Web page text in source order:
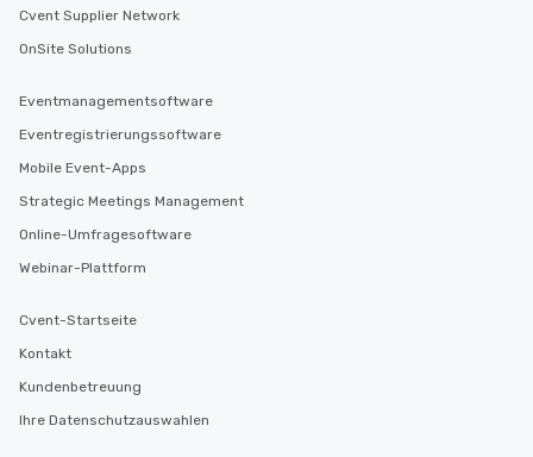
Cvent Supplier Network
OnSite Solutions
Eventmanagementsoftware
Eventregistrierungssoftware
Mobile Event-Apps
Strategic Meetings Management
Online-Umfragesoftware
Webinar-Plattform
Cvent-Startseite
Kontakt
Kundenbetreuung
Ihre Datenschutzauswahlen